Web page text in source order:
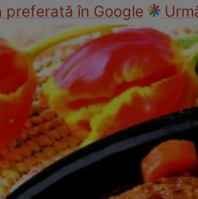
în Google